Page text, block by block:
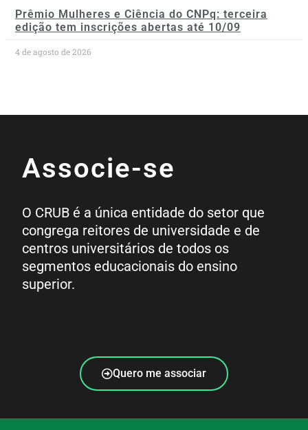
Prêmio Mulheres e Ciência do CNPq: terceira
edição tem inscrições abertas até 10/09
4 de agosto de 2026
Associe-se
O CRUB é a única entidade do setor que
congrega reitores de universidade e de
centros universitários de todos os
segmentos educacionais do ensino
superior.
Quero me associar